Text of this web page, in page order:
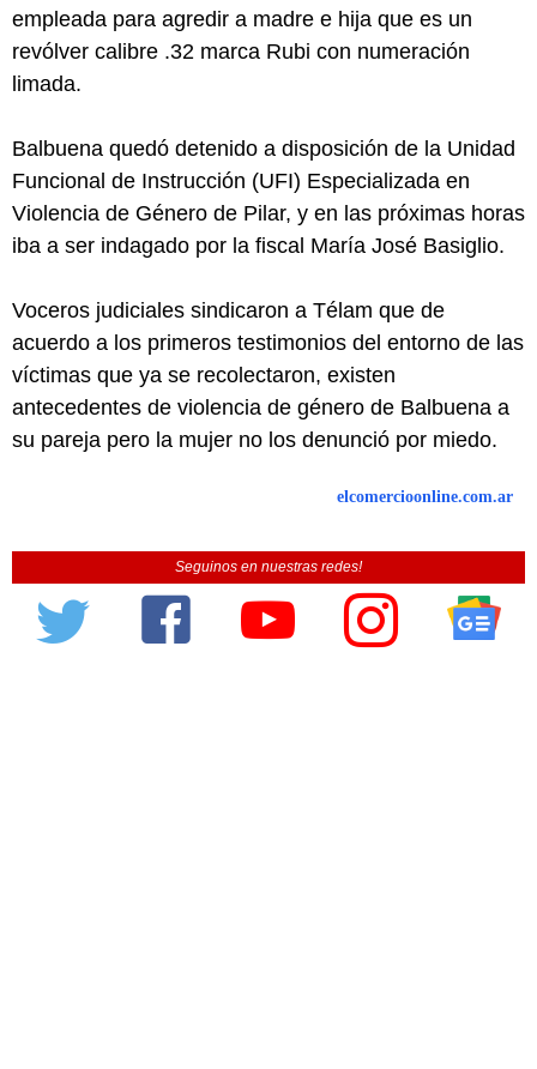
empleada para agredir a madre e hija que es un
revólver calibre .32 marca Rubi con numeración
limada.
Balbuena quedó detenido a disposición de la Unidad
Funcional de Instrucción (UFI) Especializada en
Violencia de Género de Pilar, y en las próximas horas
iba a ser indagado por la fiscal María José Basiglio.
Voceros judiciales sindicaron a Télam que de
acuerdo a los primeros testimonios del entorno de las
víctimas que ya se recolectaron, existen
antecedentes de violencia de género de Balbuena a
su pareja pero la mujer no los denunció por miedo.
elcomercioonline.com.ar
Seguinos en nuestras redes!